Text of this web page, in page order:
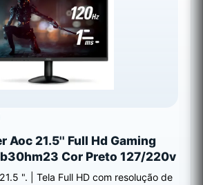
Aoc 21.5'' Full Hd Gaming
Cor Preto 127/220v
". | Tela Full HD com resolução de